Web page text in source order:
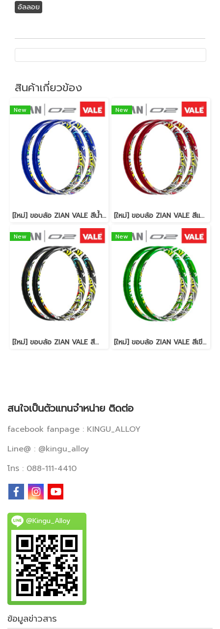
อัลลอย
สินค้าเกี่ยวข้อง
New
[ใหม่] ขอบล้อ ZIAN VALE สีน้ำเงิน จี๊ดสุด เรืองแสงจัดๆ (รุ่นแข็ง)
New
[ใหม่] ขอบล้อ ZIAN VALE สีแดง จี๊ดสุด เรืองแสงจัดๆ (รุ่นแข็ง)
New
[ใหม่] ขอบล้อ ZIAN VALE สีดำ จี๊ดสุด เรืองแสงจัดๆ (รุ่นแข็ง)
New
[ใหม่] ขอบล้อ ZIAN VALE สีเขียว จี๊ดสุด เรืองแสงจัดๆ (รุ่นแข็ง)
สนใจเป็นตัวแทนจำหน่าย ติดต่อ
facebook fanpage : KINGU_ALLOY
Line@ : @kingu_alloy
โทร : 088-111-4410
@Kingu_Alloy
ข้อมูลข่าวสาร